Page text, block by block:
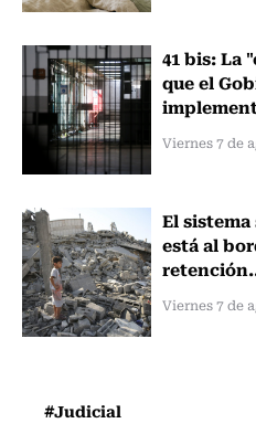
41 bis: La
que el
Viernes 7 de
El
está al
Viernes 7 de
#Judicial